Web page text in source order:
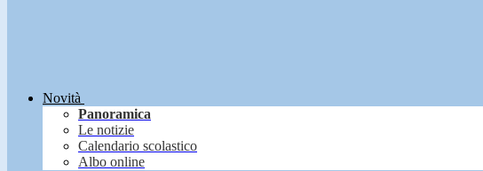
Novità
Panoramica
Le notizie
Calendario scolastico
Albo online